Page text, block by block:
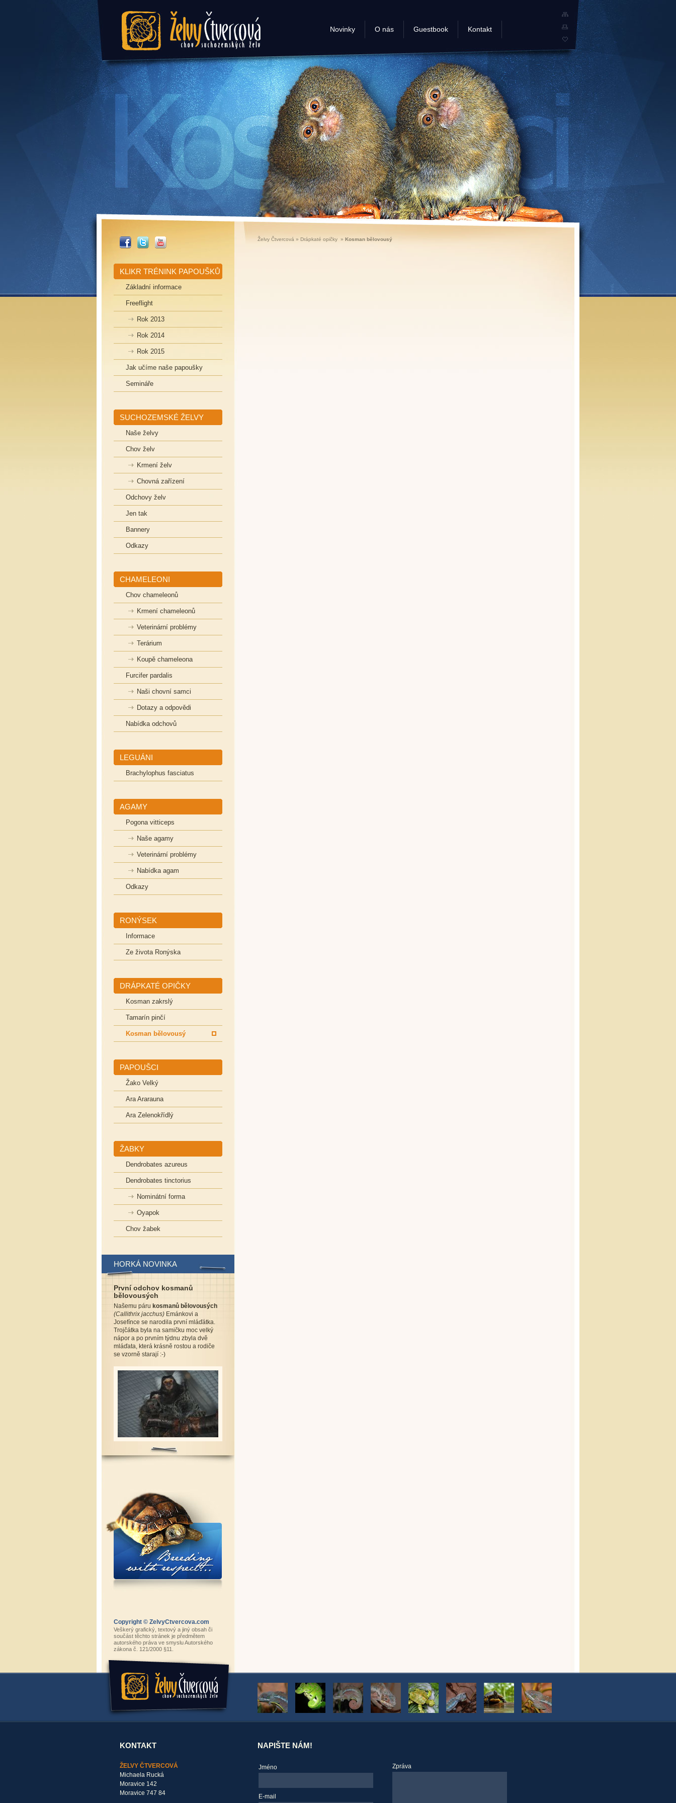
Želvy Čtvercová - chov
suchozemských želv
Novinky O nás Guestbook Kontakt
_FACEBOOK
_TWITTER_YOUTUBE
KLIKR TRÉNINK PAPOUŠKŮ
Základní informace
Freeflight
Rok 2013
Rok 2014
Rok 2015
Jak učíme naše papoušky
Semináře
SUCHOZEMSKÉ ŽELVY
Naše želvy
Chov želv
Krmení želv
Chovná zařízení
Odchovy želv
Jen tak
Bannery
Odkazy
CHAMELEONI
Chov chameleonů
Krmení chameleonů
Veterinární problémy
Terárium
Koupě chameleona
Furcifer pardalis
Naši chovní samci
Dotazy a odpovědi
Nabídka odchovů
LEGUÁNI
Brachylophus fasciatus
AGAMY
Pogona vitticeps
Naše agamy
Veterinární problémy
Nabídka agam
Odkazy
RONÝSEK
Informace
Ze života Ronýska
DRÁPKATÉ OPIČKY
Kosman zakrslý
Tamarín pinčí
Kosman bělovousý
PAPOUŠCI
Žako Velký
Ara Ararauna
Ara Zelenokřídlý
ŽABKY
Dendrobates azureus
Dendrobates tinctorius
Nominátní forma
Oyapok
Chov žabek
HORKÁ NOVINKA
První odchov kosmanů
bělovousých
Našemu páru kosmanů bělovousých
(Callithrix jacchus) Emánkovi a
Josefínce se narodila první mláďátka.
Trojčátka byla na samičku moc velký
nápor a po prvním týdnu zbyla dvě
mláďata, která krásně rostou a rodiče
se vzorně starají :-)
Copyright © ZelvyCtvercova.com
Veškerý grafický, textový a jiný obsah či
součást těchto stránek je předmětem
autorského práva ve smyslu Autorského
zákona č. 121/2000 §11.
Želvy Čtvercová » Drápkaté opičky » Kosman bělovousý
KONTAKT
ŽELVY ČTVERCOVÁ
Michaela Rucká
Moravice 142
Moravice 747 84
NAPIŠTE NÁM!
Jméno Zpráva
E-mail